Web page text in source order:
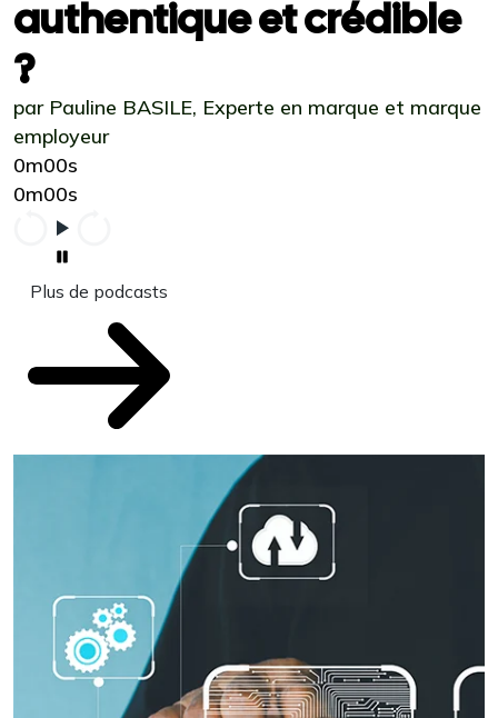
authentique et crédible
?
par Pauline BASILE, Experte en marque et marque
employeur
0m00s
0m00s
Plus de podcasts